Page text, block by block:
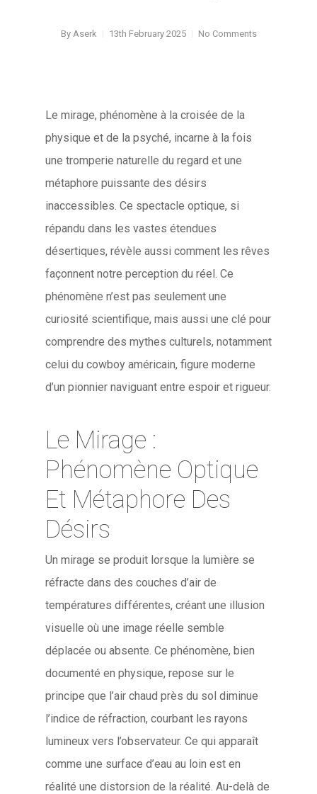
By Aserk 13th February 2025 No Comments
Le mirage, phénomène à la croisée de la
physique et de la psyché, incarne à la fois
une tromperie naturelle du regard et une
métaphore puissante des désirs
inaccessibles. Ce spectacle optique, si
répandu dans les vastes étendues
désertiques, révèle aussi comment les rêves
façonnent notre perception du réel. Ce
phénomène n’est pas seulement une
curiosité scientifique, mais aussi une clé pour
comprendre des mythes culturels, notamment
celui du cowboy américain, figure moderne
d’un pionnier naviguant entre espoir et rigueur.
Le Mirage :
Phénomène Optique
Et Métaphore Des
Désirs
Un mirage se produit lorsque la lumière se
réfracte dans des couches d’air de
températures différentes, créant une illusion
visuelle où une image réelle semble
déplacée ou absente. Ce phénomène, bien
documenté en physique, repose sur le
principe que l’air chaud près du sol diminue
l’indice de réfraction, courbant les rayons
lumineux vers l’observateur. Ce qui apparaît
comme une surface d’eau au loin est en
réalité une distorsion de la réalité. Au-delà de